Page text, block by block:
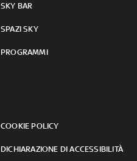
SKY BAR
SPAZI SKY
PROGRAMMI
COOKIE POLICY
DICHIARAZIONE DI ACCESSIBILITÀ